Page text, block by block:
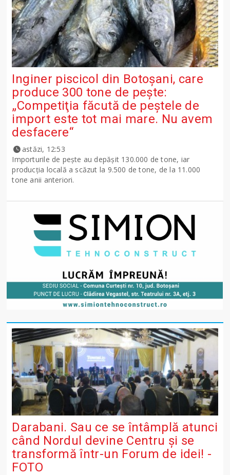
Inginer piscicol din Botoşani, care
produce 300 tone de peşte:
„Competiţia făcută de peştele de
import este tot mai mare. Nu avem
desfacere“
astăzi, 12:53
Importurile de peşte au depăşit 130.000 de tone, iar
producţia locală a scăzut la 9.500 de tone, de la 11.000
tone anii anteriori.
Darabani. Sau ce se întâmplă atunci
când Nordul devine Centru și se
transformă într-un Forum de idei! -
FOTO